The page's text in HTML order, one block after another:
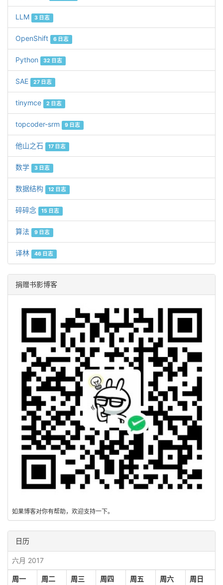
LLM 3 日志
OpenShift 6 日志
Python 32 日志
SAE 27 日志
tinymce 2 日志
topcoder-srm 9 日志
他山之石 17 日志
数学 3 日志
数据结构 12 日志
碎碎念 15 日志
算法 9 日志
译林 46 日志
捐赠书影博客
如果博客对你有帮助，欢迎支持一下。
日历
六月 2017
周一 周二 周三 周四 周五 周六 周日